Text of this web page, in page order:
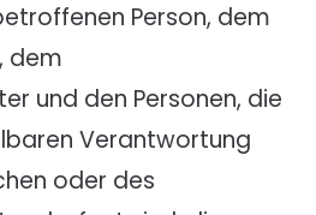
Person, dem
dem
und den Personen, die
Verantwortung
oder des